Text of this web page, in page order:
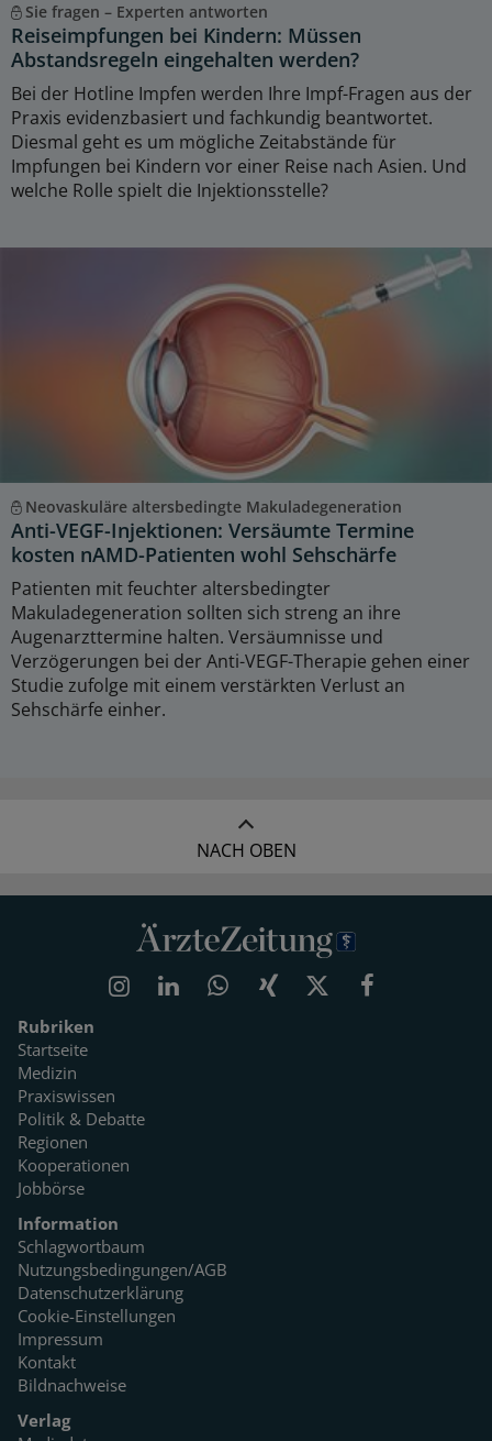
Sie fragen – Experten antworten
Reiseimpfungen bei Kindern: Müssen
Abstandsregeln eingehalten werden?
Bei der Hotline Impfen werden Ihre Impf-Fragen aus der
Praxis evidenzbasiert und fachkundig beantwortet.
Diesmal geht es um mögliche Zeitabstände für
Impfungen bei Kindern vor einer Reise nach Asien. Und
welche Rolle spielt die Injektionsstelle?
Neovaskuläre altersbedingte Makuladegeneration
Anti-VEGF-Injektionen: Versäumte Termine
kosten nAMD-Patienten wohl Sehschärfe
Patienten mit feuchter altersbedingter
Makuladegeneration sollten sich streng an ihre
Augenarzttermine halten. Versäumnisse und
Verzögerungen bei der Anti-VEGF-Therapie gehen einer
Studie zufolge mit einem verstärkten Verlust an
Sehschärfe einher.
NACH OBEN
Rubriken
Startseite
Medizin
Praxiswissen
Politik & Debatte
Regionen
Kooperationen
Jobbörse
Information
Schlagwortbaum
Nutzungsbedingungen/AGB
Datenschutzerklärung
Cookie-Einstellungen
Impressum
Kontakt
Bildnachweise
Verlag